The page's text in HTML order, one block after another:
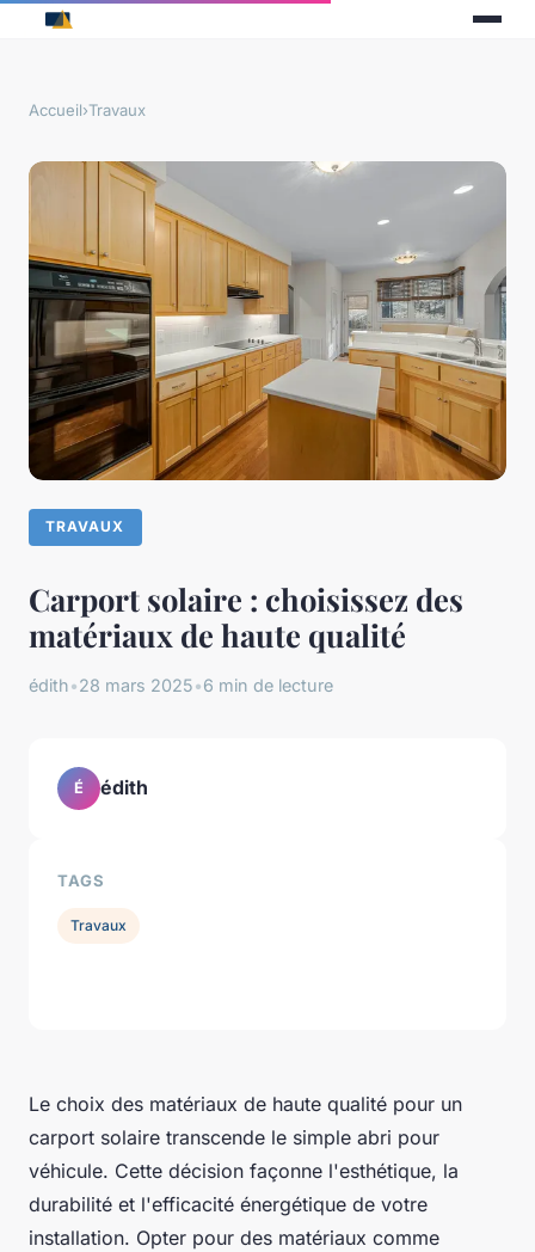
Accueil›Travaux
TRAVAUX
Carport solaire : choisissez des
matériaux de haute qualité
édith•28 mars 2025•6 min de lecture
Le choix des matériaux de haute qualité pour un
carport solaire transcende le simple abri pour
véhicule. Cette décision façonne l'esthétique, la
durabilité et l'efficacité énergétique de votre
installation. Opter pour des matériaux comme
É édith
TAGS
Travaux